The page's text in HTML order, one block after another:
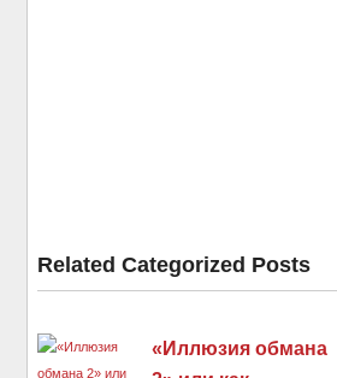
Related Categorized Posts
«Иллюзия обмана